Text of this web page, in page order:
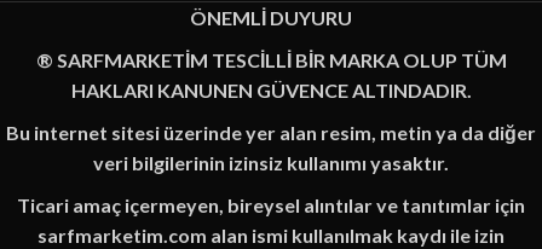
ÖNEMLİ DUYURU
® SARFMARKETİM TESCİLLİ BİR MARKA OLUP TÜM
HAKLARI KANUNEN GÜVENCE ALTINDADIR.
Bu internet sitesi üzerinde yer alan resim, metin ya da diğer
veri bilgilerinin izinsiz kullanımı yasaktır.
Ticari amaç içermeyen, bireysel alıntılar ve tanıtımlar için
sarfmarketim.com alan ismi kullanılmak kaydı ile izin